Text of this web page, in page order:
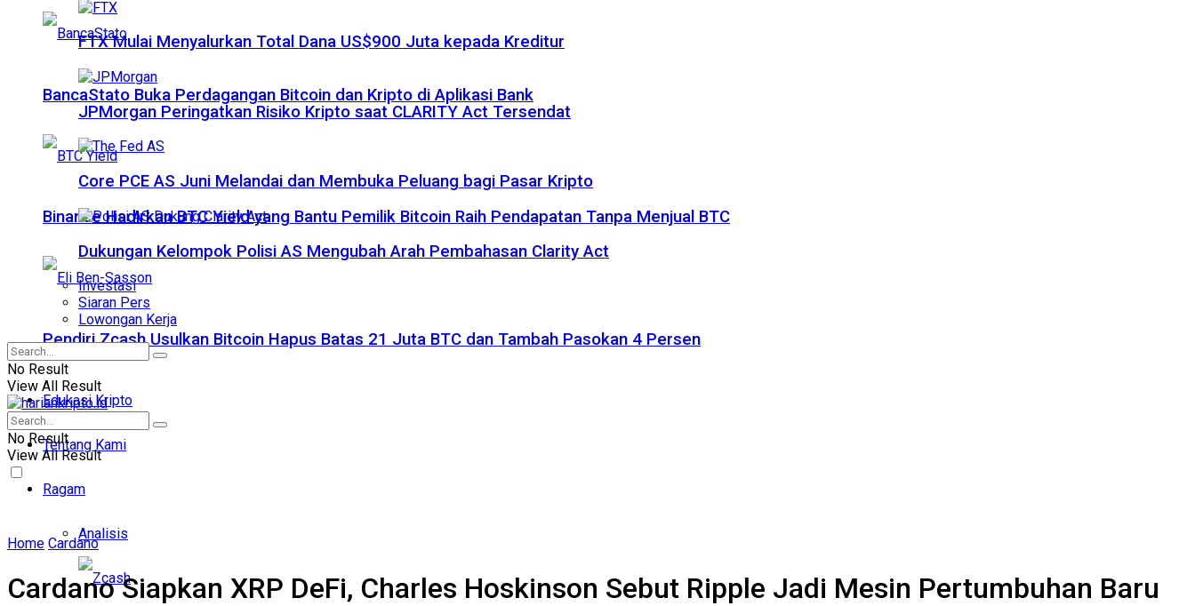
BancaStato Buka Perdagangan Bitcoin dan Kripto di Aplikasi Bank
Binance Hadirkan BTC Yield yang Bantu Pemilik Bitcoin Raih Pendapatan Tanpa Menjual BTC
Pendiri Zcash Usulkan Bitcoin Hapus Batas 21 Juta BTC dan Tambah Pasokan 4 Persen
Edukasi Kripto
Tentang Kami
Ragam
Analisis
FTX Mulai Menyalurkan Total Dana US$900 Juta kepada Kreditur
JPMorgan Peringatkan Risiko Kripto saat CLARITY Act Tersendat
Core PCE AS Juni Melandai dan Membuka Peluang bagi Pasar Kripto
Dukungan Kelompok Polisi AS Mengubah Arah Pembahasan Clarity Act
Investasi
Siaran Pers
Lowongan Kerja
No Result
View All Result
No Result
View All Result
Home Cardano
Cardano Siapkan XRP DeFi, Charles Hoskinson Sebut Ripple Jadi Mesin Pertumbuhan Baru